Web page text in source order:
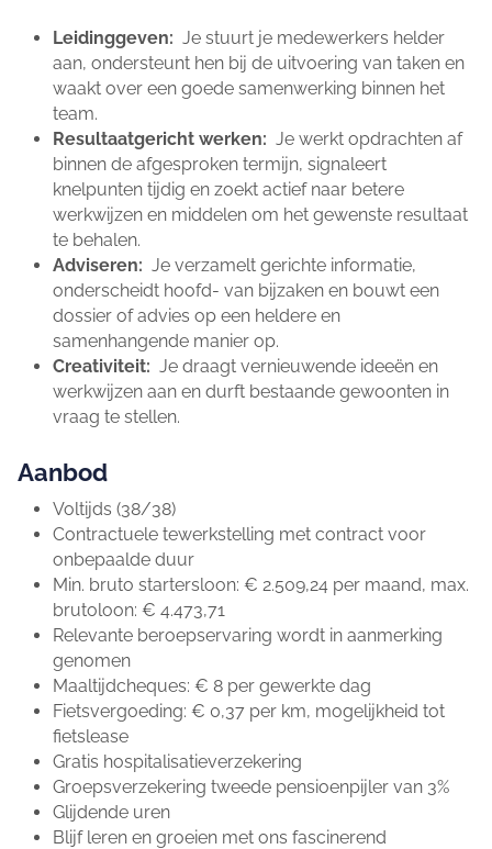
Leidinggeven: Je stuurt je medewerkers helder
aan, ondersteunt hen bij de uitvoering van taken en
waakt over een goede samenwerking binnen het
team.
Resultaatgericht werken: Je werkt opdrachten af
binnen de afgesproken termijn, signaleert
knelpunten tijdig en zoekt actief naar betere
werkwijzen en middelen om het gewenste resultaat
te behalen.
Adviseren: Je verzamelt gerichte informatie,
onderscheidt hoofd- van bijzaken en bouwt een
dossier of advies op een heldere en
samenhangende manier op.
Creativiteit: Je draagt vernieuwende ideeën en
werkwijzen aan en durft bestaande gewoonten in
vraag te stellen.
Aanbod
Voltijds (38/38)
Contractuele tewerkstelling met contract voor
onbepaalde duur
Min. bruto startersloon: € 2.509,24 per maand, max.
brutoloon: € 4.473,71
Relevante beroepservaring wordt in aanmerking
genomen
Maaltijdcheques: € 8 per gewerkte dag
Fietsvergoeding: € 0,37 per km, mogelijkheid tot
fietslease
Gratis hospitalisatieverzekering
Groepsverzekering tweede pensioenpijler van 3%
Glijdende uren
Blijf leren en groeien met ons fascinerend